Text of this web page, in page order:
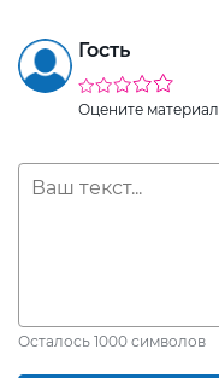
Гость
Оцените материал
Осталось 1000 символов